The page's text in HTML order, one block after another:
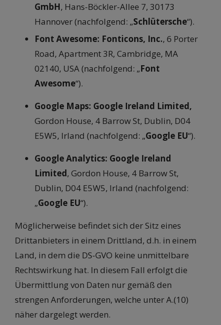
GmbH, Hans-Böckler-Allee 7, 30173
Hannover (nachfolgend: „Schlütersche“).
Font Awesome: Fonticons, Inc., 6 Porter
Road, Apartment 3R, Cambridge, MA
02140, USA (nachfolgend: „Font
Awesome“).
Google Maps: Google Ireland Limited,
Gordon House, 4 Barrow St, Dublin, D04
E5W5, Irland (nachfolgend: „Google EU“).
Google Analytics: Google Ireland
Limited, Gordon House, 4 Barrow St,
Dublin, D04 E5W5, Irland (nachfolgend:
„Google EU“).
Möglicherweise befindet sich der Sitz eines
Drittanbieters in einem Drittland, d.h. in einem
Land, in dem die DS-GVO keine unmittelbare
Rechtswirkung hat. In diesem Fall erfolgt die
Übermittlung von Daten nur gemäß den
strengen Anforderungen, welche unter A.(10)
näher dargelegt werden.